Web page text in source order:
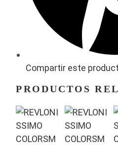
Compartir este
PRODUCTOS